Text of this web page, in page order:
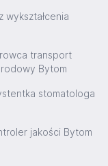
wykształcenia
transport
Bytom
stomatologa
jakości Bytom